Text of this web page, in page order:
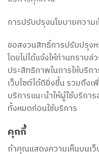
การปรับปรุงนโยบายความ
ขอสงวนสิทธิ์การปรับปรุง
โดยไม่ได้แจ้งให้ท่านทราบ
ประสิทธิภาพในการให้บริก
เว็บไซต์ได้ดียิ่งขึ้น รวมถึง
บริการแนะนำให้ผู้ใช้บริกา
ทั้งหมดก่อนใช้บริการ
คุกกี้
ถ้าคุณแสดงความเห็นบนเว็